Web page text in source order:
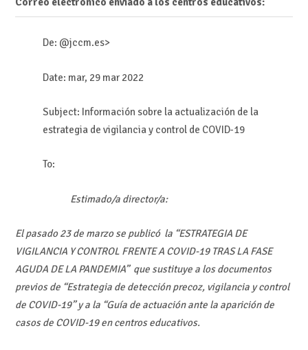
De: @jccm.es>
Date: mar, 29 mar 2022
Subject: Información sobre la actualización de la
estrategia de vigilancia y control de COVID-19
To:
Estimado/a director/a:
El pasado 23 de marzo se publicó la “ESTRATEGIA DE
VIGILANCIA Y CONTROL FRENTE A COVID-19 TRAS LA FASE
AGUDA DE LA PANDEMIA” que sustituye a los documentos
previos de “Estrategia de detección precoz, vigilancia y control
de COVID-19” y a la “Guía de actuación ante la aparición de
casos de COVID-19 en centros educativos.